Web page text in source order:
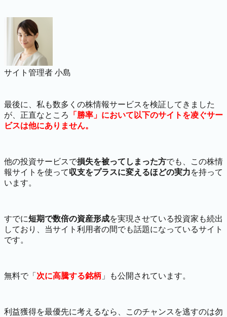
サイト管理者 小島
最後に、私も数多くの株情報サービスを検証してきました
が、正直なところ
「勝率」において以下のサイトを凌ぐサー
ビスは他にありません。
他の投資サービスで損失を被ってしまった方でも、この株情
報サイトを使って収支をプラスに変えるほどの実力を持って
います。
すでに短期で数倍の資産形成を実現させている投資家も続出
しており、当サイト利用者の間でも話題になっているサイト
です。
無料で「 次に高騰する銘柄 」も公開されています。
利益獲得を最優先に考えるなら、このチャンスを逃すのは勿